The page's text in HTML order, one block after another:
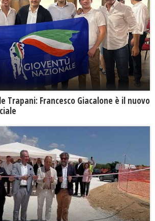
Trapani: Francesco Giacalone è il nuovo